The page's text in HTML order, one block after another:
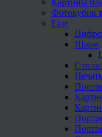
Картины
Фотокубик
Еще
Шарж